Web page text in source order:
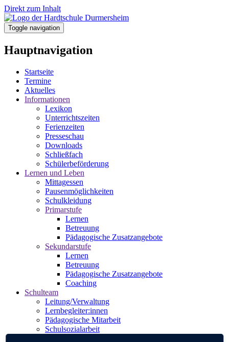
Direkt zum Inhalt
Toggle navigation
Hauptnavigation
Startseite
Termine
Aktuelles
Informationen
Lexikon
Unterrichtszeiten
Ferienzeiten
Presseschau
Downloads
Schließfach
Schülerbeförderung
Lernen und Leben
Mittagessen
Pausenmöglichkeiten
Schulkleidung
Primarstufe
Lernen
Betreuung
Pädagogische Zusatzangebote
Sekundarstufe
Lernen
Betreuung
Pädagogische Zusatzangebote
Coaching
Schulteam
Leitung/Verwaltung
Lernbegleiter:innen
Pädagogische Mitarbeit
Schulsozialarbeit